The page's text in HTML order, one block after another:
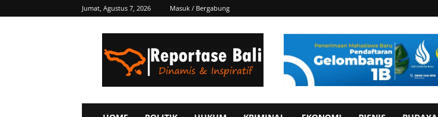
Jumat, Agustus 7, 2026 Masuk / Bergabung
Bali